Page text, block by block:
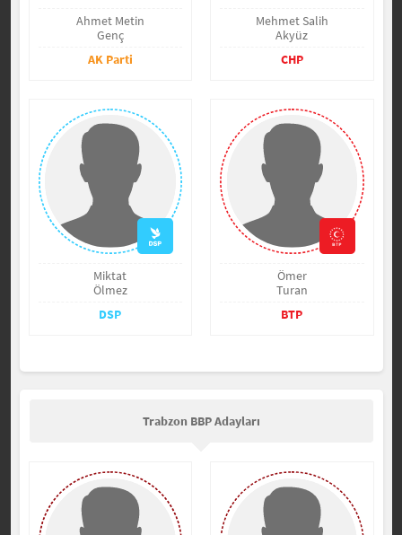
Ahmet Metin
Genç
AK Parti
Mehmet Salih
Akyüz
CHP
Miktat
Ölmez
DSP
Ömer
Turan
BTP
Trabzon BBP Adayları